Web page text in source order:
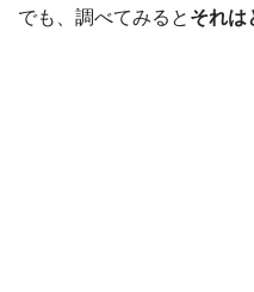
でも、調べてみると それは